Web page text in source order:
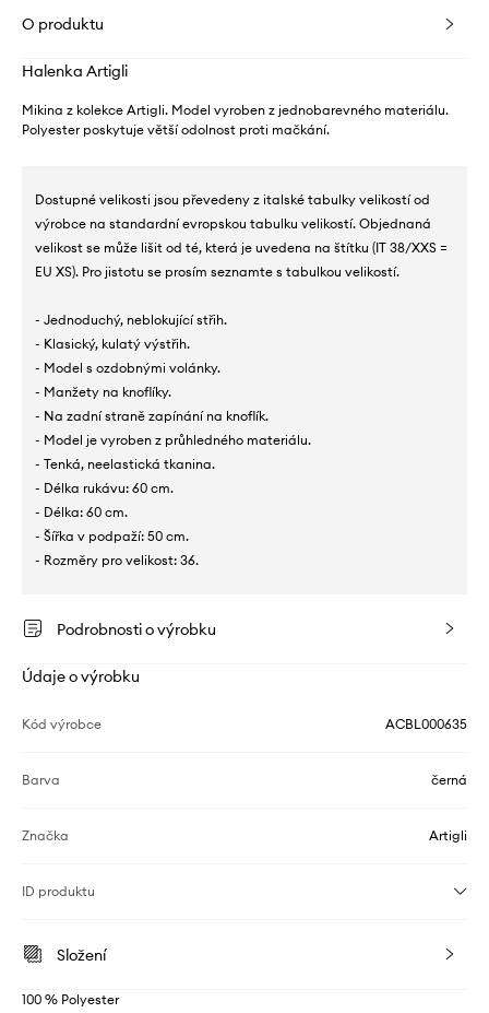
O produktu
Halenka Artigli
Mikina z kolekce Artigli. Model vyroben z jednobarevného materiálu.
Polyester poskytuje větší odolnost proti mačkání.
Dostupné velikosti jsou převedeny z italské tabulky velikostí od
výrobce na standardní evropskou tabulku velikostí. Objednaná
velikost se může lišit od té, která je uvedena na štítku (IT 38/XXS =
EU XS). Pro jistotu se prosím seznamte s tabulkou velikostí.
- Jednoduchý, neblokující střih.
- Klasický, kulatý výstřih.
- Model s ozdobnými volánky.
- Manžety na knoflíky.
- Na zadní straně zapínání na knoflík.
- Model je vyroben z průhledného materiálu.
- Tenká, neelastická tkanina.
- Délka rukávu: 60 cm.
- Délka: 60 cm.
- Šířka v podpaží: 50 cm.
- Rozměry pro velikost: 36.
Podrobnosti o výrobku
Údaje o výrobku
Kód výrobce ACBL000635
Barva černá
Značka Artigli
ID produktu
Složení
100 % Polyester